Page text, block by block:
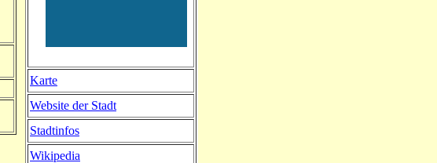
Karte
Website der Stadt
Stadtinfos
Wikipedia